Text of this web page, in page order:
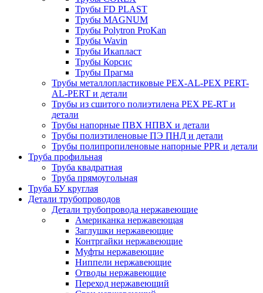
Трубы FD PLAST
Трубы MAGNUM
Трубы Polytron ProKan
Трубы Wavin
Трубы Икапласт
Трубы Корсис
Трубы Прагма
Трубы металлопластиковые PEX-AL-PEX PERT-
AL-PERT и детали
Трубы из сшитого полиэтилена PEX PE-RT и
детали
Трубы напорные ПВХ НПВХ и детали
Трубы полиэтиленовые ПЭ ПНД и детали
Трубы полипропиленовые напорные PPR и детали
Труба профильная
Труба квадратная
Труба прямоугольная
Труба БУ круглая
Детали трубопроводов
Детали трубопровода нержавеющие
Американка нержавеющая
Заглушки нержавеющие
Контргайки нержавеющие
Муфты нержавеющие
Ниппели нержавеющие
Отводы нержавеющие
Переход нержавеющий